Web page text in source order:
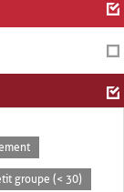
groupe (< 30)